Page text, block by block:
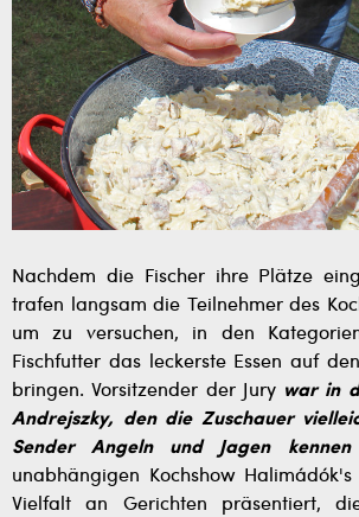
Nachdem die Fischer ihre Plätze
trafen langsam die Teilnehmer des
um zu versuchen, in den
Fischfutter das leckerste Essen auf
bringen. Vorsitzender der Jury war in
Andrejszky, den die Zuschauer
Sender Angeln und Jagen kennen
unabhängigen Kochshow
Vielfalt an Gerichten präsentiert,